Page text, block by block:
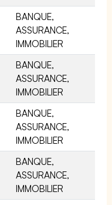
BANQUE,
ASSURANCE,
IMMOBILIER
BANQUE,
ASSURANCE,
IMMOBILIER
BANQUE,
ASSURANCE,
IMMOBILIER
BANQUE,
ASSURANCE,
IMMOBILIER